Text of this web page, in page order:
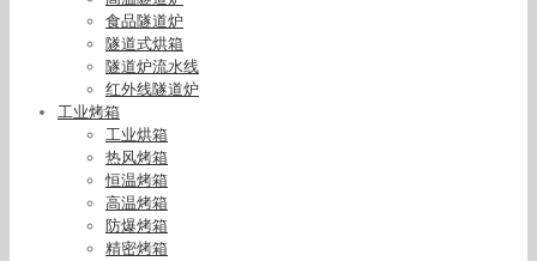
食品隧道炉
隧道式烘箱
隧道炉流水线
红外线隧道炉
工业烤箱
工业烘箱
热风烤箱
恒温烤箱
高温烤箱
防爆烤箱
精密烤箱